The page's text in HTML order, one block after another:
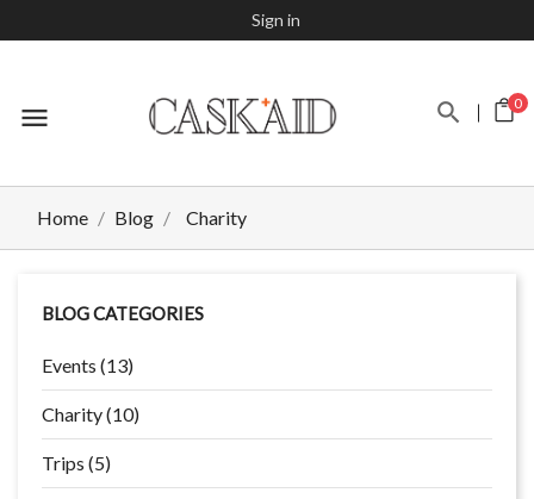
Sign in
menu 0
Home Blog Charity
BLOG CATEGORIES
Events (13)
Charity (10)
Trips (5)